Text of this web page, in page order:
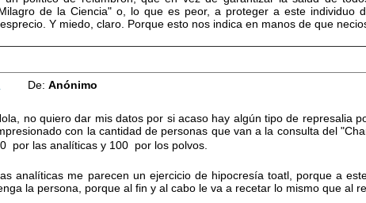
de la Ciencia" o, lo que es peor, a proteger a este individuo
Y miedo, claro. Porque esto nos indica en manos de que
De:Anónimo
no quiero dar mis datos por si acaso hay algún tipo de represalia
con la cantidad de personas que van a la consulta del
 por las analíticas y 100  por los polvos.
analíticas me parecen un ejercicio de hipocresía toatl, porque a
la persona, porque al fin y al cabo le va a recetar lo mismo que al